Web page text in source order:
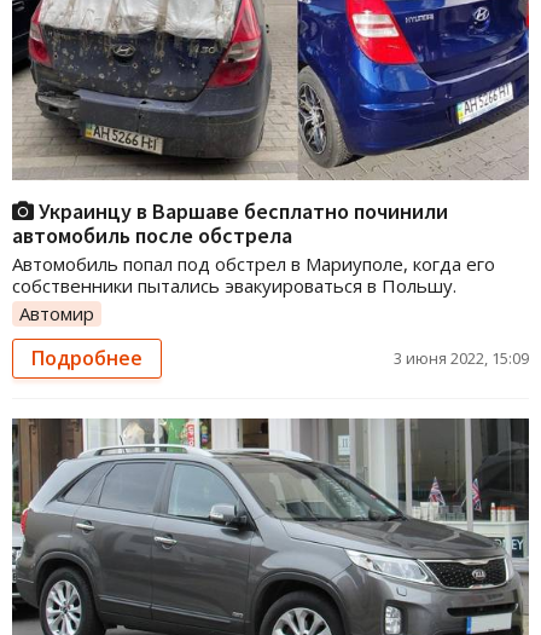
Украинцу в Варшаве бесплатно починили
автомобиль после обстрела
Автомобиль попал под обстрел в Мариуполе, когда его
собственники пытались эвакуироваться в Польшу.
Автомир
Подробнее 3 июня 2022, 15:09